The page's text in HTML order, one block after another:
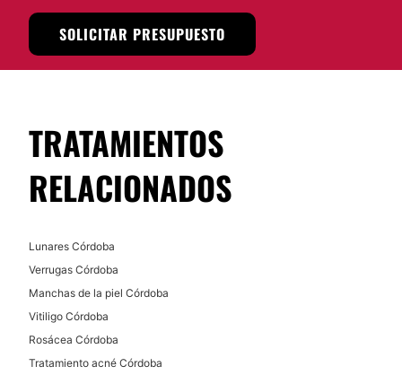
No
SOLICITAR PRESUPUESTO
TRATAMIENTOS
RELACIONADOS
Lunares Córdoba
Verrugas Córdoba
Manchas de la piel Córdoba
Vitiligo Córdoba
Rosácea Córdoba
Tratamiento acné Córdoba